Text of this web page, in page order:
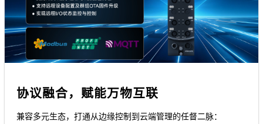
协议融合，赋能万物互联
兼容多元生态，打通从边缘控制到云端管理的任督二脉：